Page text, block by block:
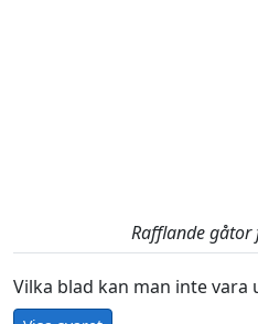
Rafflande
Vilka blad kan man inte vara